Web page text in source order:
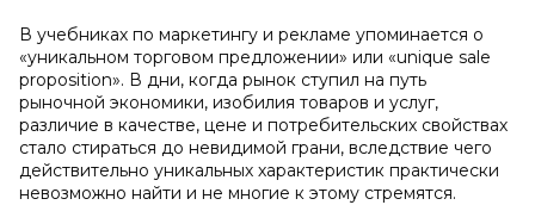
В учебниках по маркетингу и рекламе упоминается о
«уникальном торговом предложении» или «unique sale
proposition». В дни, когда рынок ступил на путь
рыночной экономики, изобилия товаров и услуг,
различие в качестве, цене и потребительских свойствах
стало стираться до невидимой грани, вследствие чего
действительно уникальных характеристик практически
невозможно найти и не многие к этому стремятся.